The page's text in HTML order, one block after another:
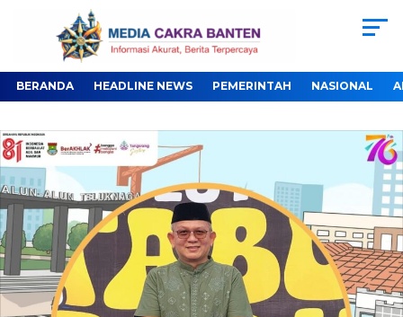
BERANDA HEADLINE NEWS PEMERINTAH NASIONAL